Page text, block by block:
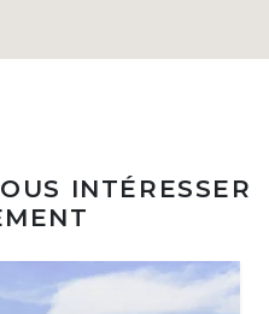
INTÉRESSER